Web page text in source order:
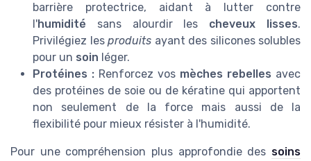
barrière protectrice, aidant à lutter contre
l'humidité sans alourdir les cheveux lisses.
Privilégiez les produits ayant des silicones solubles
pour un soin léger.
Protéines : Renforcez vos mèches rebelles avec
des protéines de soie ou de kératine qui apportent
non seulement de la force mais aussi de la
flexibilité pour mieux résister à l'humidité.
Pour une compréhension plus approfondie des soins